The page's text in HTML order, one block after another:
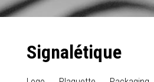
Signalétique